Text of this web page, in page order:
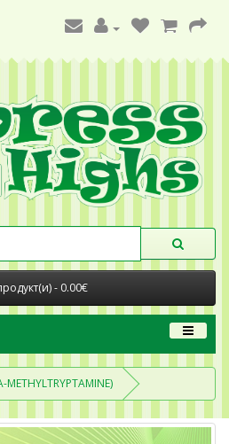
- 0.00€
METHYLTRYPTAMINE)